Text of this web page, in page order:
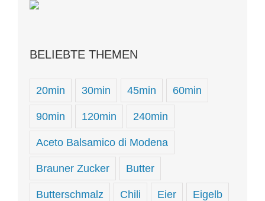
BELIEBTE THEMEN
20min 30min 45min 60min
90min 120min 240min
Aceto Balsamico di Modena
Brauner Zucker Butter
Butterschmalz Chili Eier Eigelb